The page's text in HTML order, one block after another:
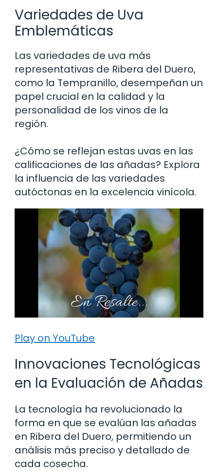
Variedades de Uva
Emblemáticas
Las variedades de uva más
representativas de Ribera del Duero,
como la Tempranillo, desempeñan un
papel crucial en la calidad y la
personalidad de los vinos de la
región.
¿Cómo se reflejan estas uvas en las
calificaciones de las añadas? Explora
la influencia de las variedades
autóctonas en la excelencia vinícola.
Play on YouTube
Innovaciones Tecnológicas
en la Evaluación de Añadas
La tecnología ha revolucionado la
forma en que se evalúan las añadas
en Ribera del Duero, permitiendo un
análisis más preciso y detallado de
cada cosecha.